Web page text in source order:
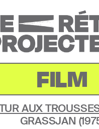
FILM
AUX
GRASSJAN (